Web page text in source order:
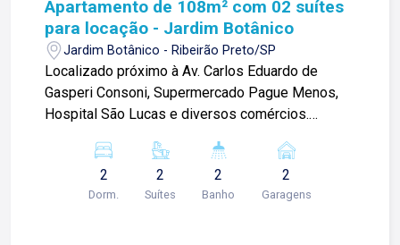
Apartamento de 108m² com 02 suítes
para locação - Jardim Botânico
Jardim Botânico - Ribeirão Preto/SP
Localizado próximo à Av. Carlos Eduardo de
Gasperi Consoni, Supermercado Pague Menos,
Hospital São Lucas e diversos comércios.
planejados e climatizados; -Escritório; -Sala
ampla; -Sacada gourmet; -Cozinha planejada;
-Área de serviço; -02 vagas de garagem. Para
2
Dorm.
2
Suítes
2
Banho
2
Garagens